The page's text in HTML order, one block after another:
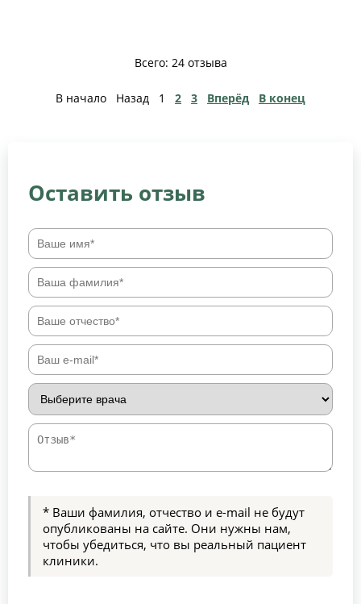
Всего: 24 отзыва
В начало Назад 1 2 3 Вперёд В конец
Оставить отзыв
* Ваши фамилия, отчество и e-mail не будут
опубликованы на сайте. Они нужны нам,
чтобы убедиться, что вы реальный пациент
клиники.